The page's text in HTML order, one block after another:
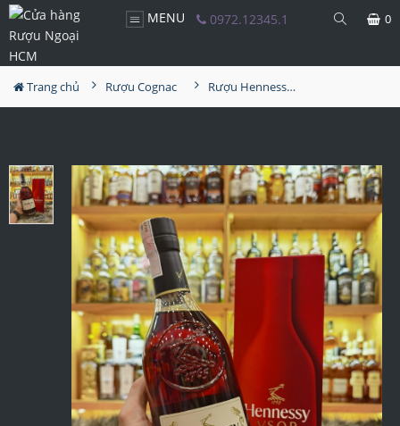
MENU 0972.12345.1 0
Trang chủ Rượu Cognac Rượu Hennessy VSOP Tết 2024